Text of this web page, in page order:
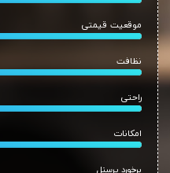
موقعیت قیمتی
نظافت
راحتی
امکانات
برخورد پرسنل